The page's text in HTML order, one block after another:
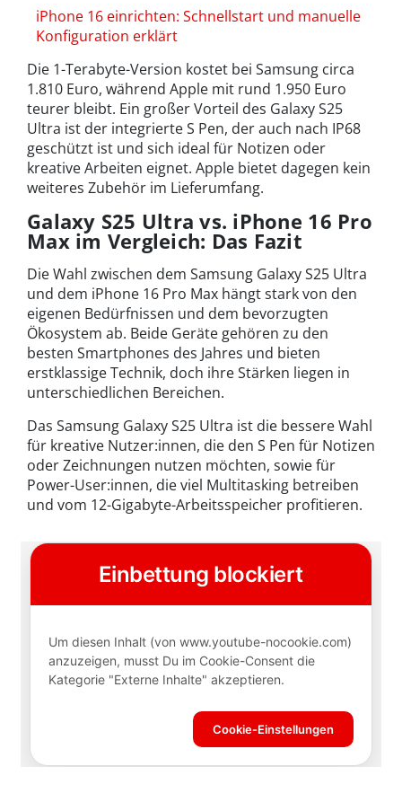
iPhone 16 einrichten: Schnellstart und manuelle
Konfiguration erklärt
Die 1-Terabyte-Version kostet bei Samsung circa
1.810 Euro, während Apple mit rund 1.950 Euro
teurer bleibt. Ein großer Vorteil des Galaxy S25
Ultra ist der integrierte S Pen, der auch nach IP68
geschützt ist und sich ideal für Notizen oder
kreative Arbeiten eignet. Apple bietet dagegen kein
weiteres Zubehör im Lieferumfang.
Galaxy S25 Ultra vs. iPhone 16 Pro
Max im Vergleich: Das Fazit
Die Wahl zwischen dem Samsung Galaxy S25 Ultra
und dem iPhone 16 Pro Max hängt stark von den
eigenen Bedürfnissen und dem bevorzugten
Ökosystem ab. Beide Geräte gehören zu den
besten Smartphones des Jahres und bieten
erstklassige Technik, doch ihre Stärken liegen in
unterschiedlichen Bereichen.
Das Samsung Galaxy S25 Ultra ist die bessere Wahl
für kreative Nutzer:innen, die den S Pen für Notizen
oder Zeichnungen nutzen möchten, sowie für
Power-User:innen, die viel Multitasking betreiben
und vom 12-Gigabyte-Arbeitsspeicher profitieren.